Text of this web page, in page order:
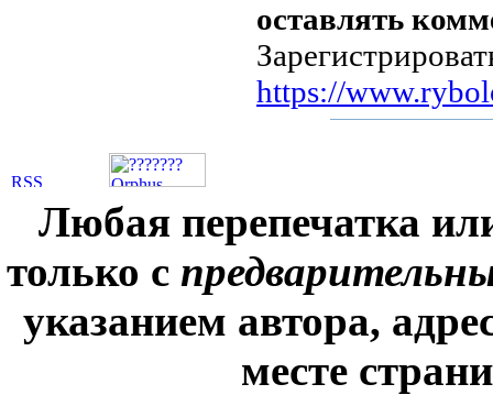
оставлять
https://
Любая перепечатка
только с
указанием автора,
месте